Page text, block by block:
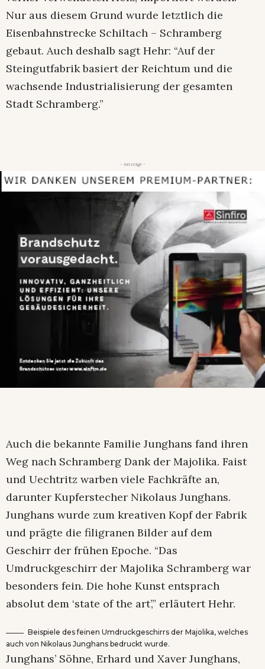
Nur aus diesem Grund wurde letztlich die
Eisenbahnstrecke Schiltach – Schramberg
gebaut. Auch deshalb sagt Hehr: “Auf der
Steingutfabrik basiert der Reichtum und die
wachsende Industrialisierung der gesamten
Stadt Schramberg.”
- Anzeige -
Auch die bekannte Familie Junghans fand ihren
Weg nach Schramberg Dank der Majolika. Faist
und Uechtritz warben viele Fachkräfte an,
darunter Kupferstecher Nikolaus Junghans.
Junghans wurde zum kreativen Kopf der Fabrik
und prägte die filigranen Bilder auf dem
Geschirr der frühen Epoche. “Das
Umdruckgeschirr der Majolika Schramberg war
besonders fein. Die hohe Kunst entsprach
absolut dem ‘state of the art’,” erläutert Hehr.
Beispiele des feinen Umdruckgeschirrs der Majolika, welches
auch von Nikolaus Junghans bedruckt wurde.
Junghans’ Söhne, Erhard und Xaver Junghans,